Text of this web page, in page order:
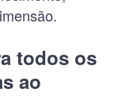
todos os
ao